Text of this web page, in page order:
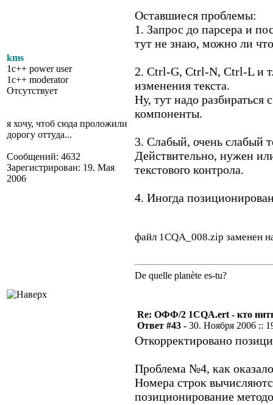
kms
1c++ power user
1c++ moderator
Отсутствует
я хочу, чтоб сюда проложили
дорогу оттуда...
Сообщений: 4632
Зарегистрирован: 19. Мая
2006
Оставшиеся проблемы:
1. Запрос до парсера и
тут не знаю, можно ли
2. Ctrl-G, Ctrl-N, Ctrl-L и
изменения текста.
Ну, тут надо
компоненты.
3. Слабый, очень слабый
Действительно, нужен
текстового контрола.
4. Иногда
файл 1CQA_008.zip заменен
De quelle planète es-tu?
Re: ОФФ/2 1CQA.ert - кто
Ответ #43 - 30. Ноября 2006 ::
Откорректировано
Проблема №4, как
Номера строк
позиционирование